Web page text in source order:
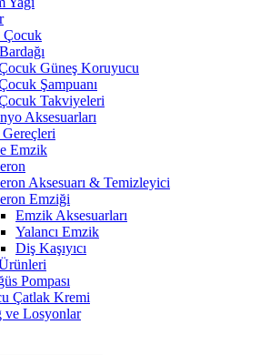
Çocuk
Güneş Koruyucu
Şampuanı
Takviyeleri
Aksesuarları
Emzik
Aksesuarı & Temizleyici
Emziği
Emzik Aksesuarları
Yalancı Emzik
Diş Kaşıyıcı
Pompası
Çatlak Kremi
ve Losyonlar